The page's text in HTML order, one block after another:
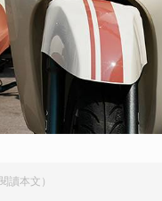
讀本文）